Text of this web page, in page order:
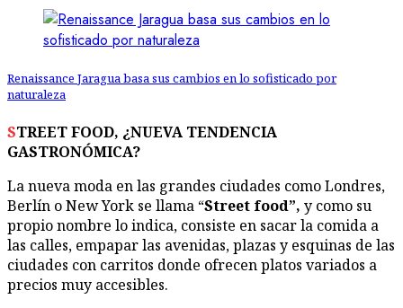
Renaissance Jaragua basa sus cambios en lo sofisticado por
naturaleza
STREET FOOD, ¿NUEVA TENDENCIA
GASTRONÓMICA?
La nueva moda en las grandes ciudades como Londres,
Berlín o New York se llama “Street food”, y como su
propio nombre lo indica, consiste en sacar la comida a
las calles, empapar las avenidas, plazas y esquinas de las
ciudades con carritos donde ofrecen platos variados a
precios muy accesibles.